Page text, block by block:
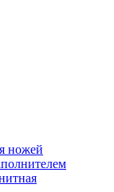
ножей